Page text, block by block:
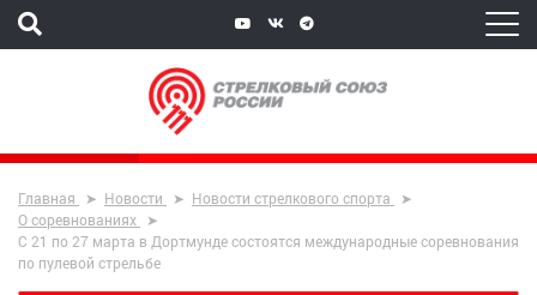
Главная Новости
Новости стрелкового спорта
О соревнованиях
C 21 по 27 марта в Дортмунде состоятся международные соревнования
по пулевой стрельбе